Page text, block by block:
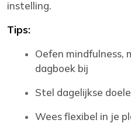
instelling.
Tips:
Oefen mindfulness,
dagboek bij
Stel dagelijkse
Wees flexibel in je